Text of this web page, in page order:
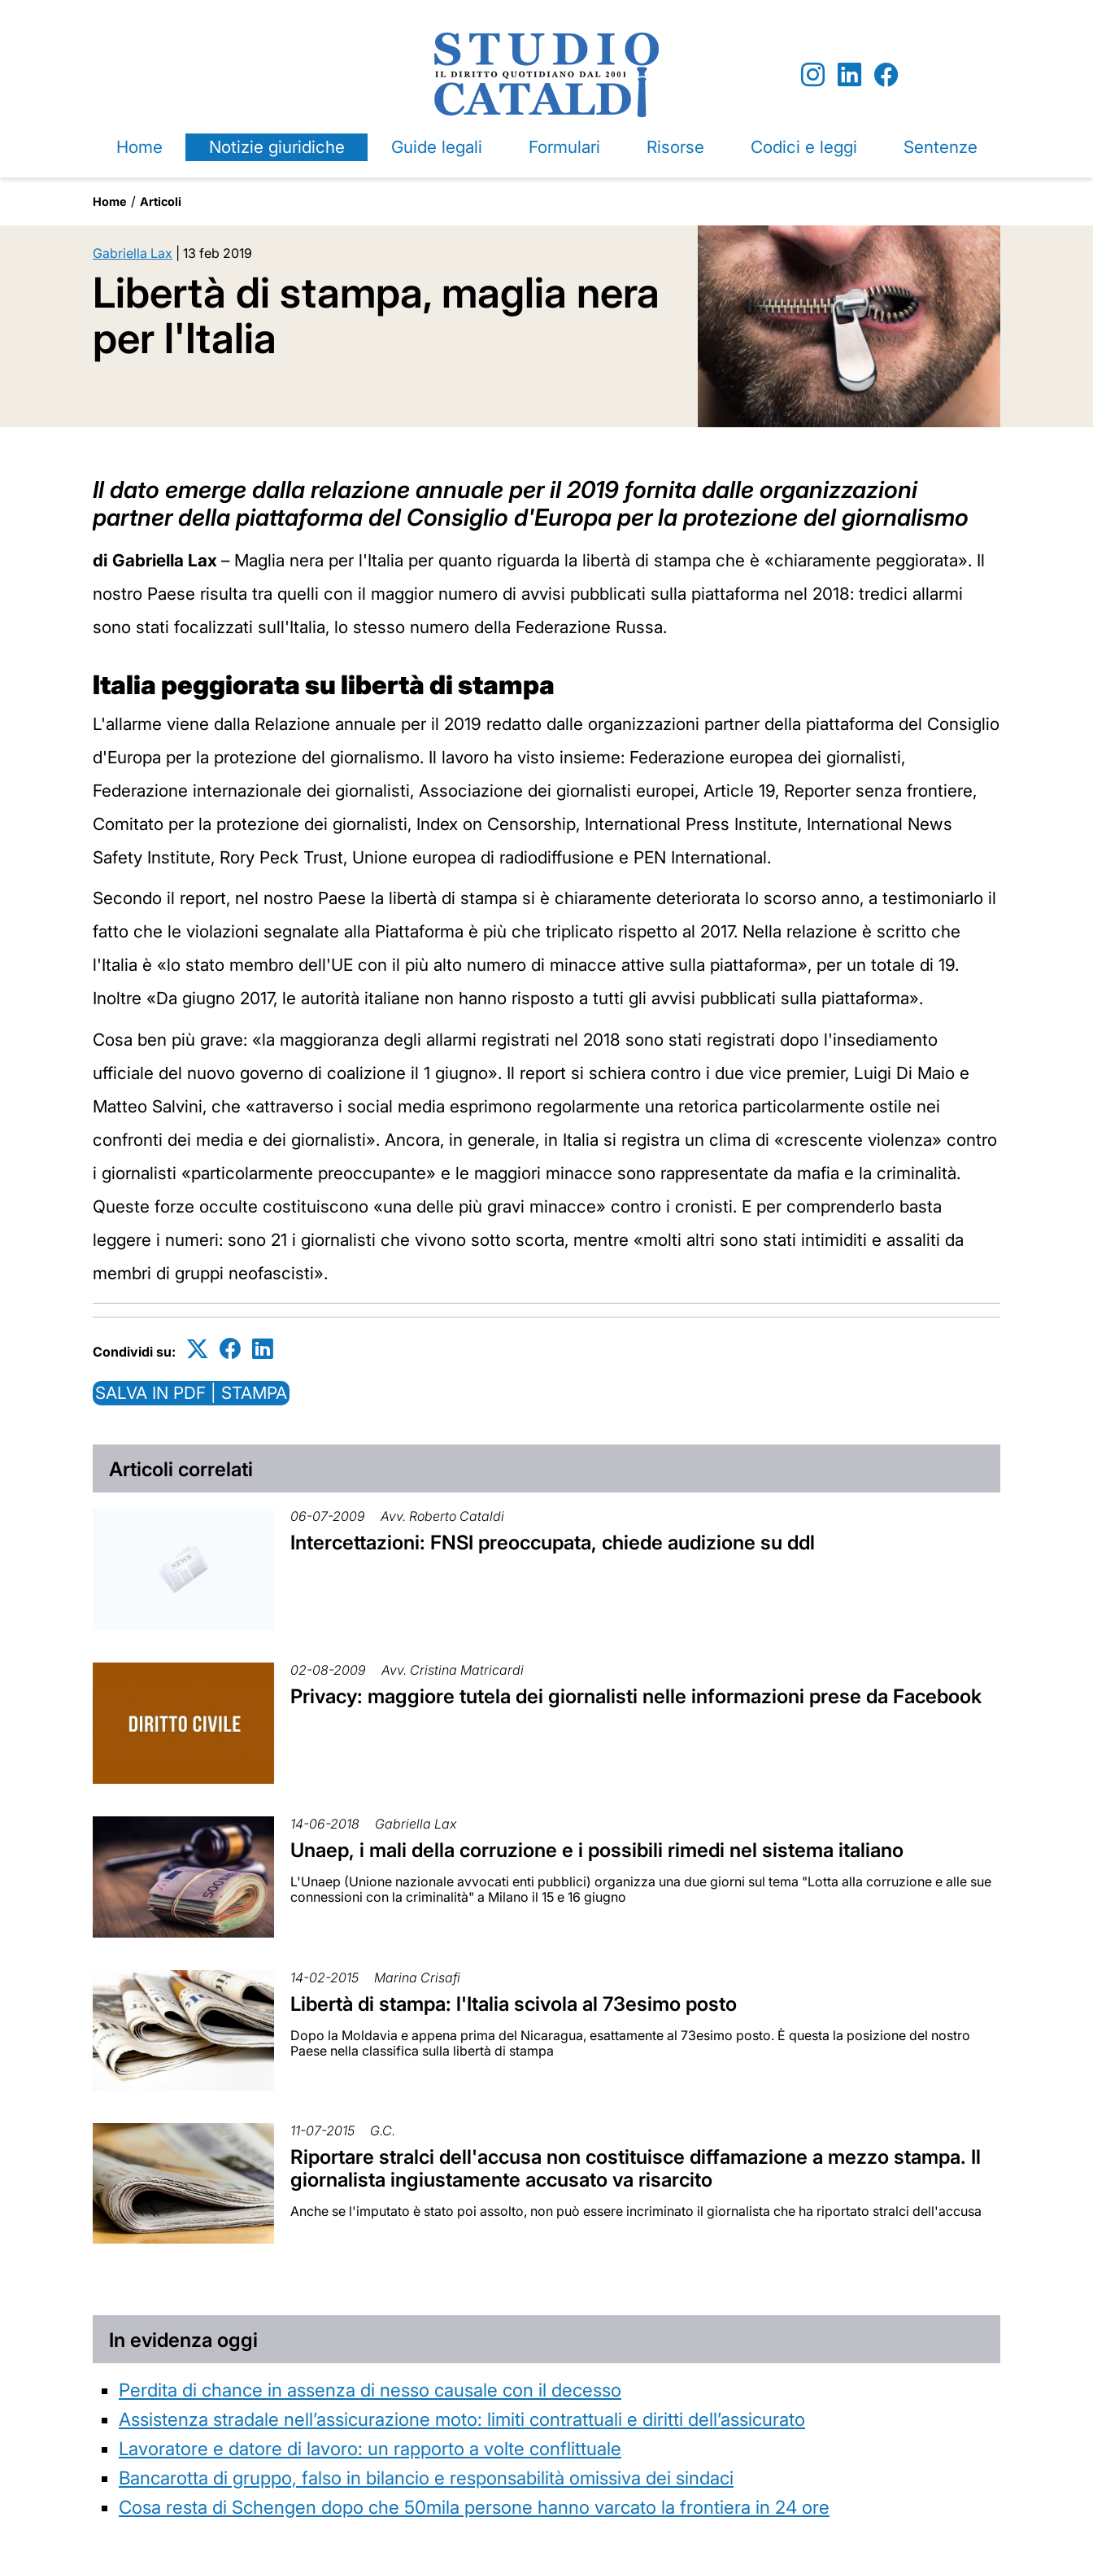
Home Notizie giuridiche Guide legali Formulari Risorse Codici e leggi Sentenze
Home Articoli
Gabriella Lax 13 feb 2019
Libertà di stampa, maglia nera
per l'Italia
Il dato emerge dalla relazione annuale per il 2019 fornita dalle organizzazioni
partner della piattaforma del Consiglio d'Europa per la protezione del giornalismo
di Gabriella Lax – Maglia nera per l'Italia per quanto riguarda la libertà di stampa che è «chiaramente peggiorata». Il
nostro Paese risulta tra quelli con il maggior numero di avvisi pubblicati sulla piattaforma nel 2018: tredici allarmi
sono stati focalizzati sull'Italia, lo stesso numero della Federazione Russa.
Italia peggiorata su libertà di stampa
L'allarme viene dalla Relazione annuale per il 2019 redatto dalle organizzazioni partner della piattaforma del Consiglio
d'Europa per la protezione del giornalismo. Il lavoro ha visto insieme: Federazione europea dei giornalisti,
Federazione internazionale dei giornalisti, Associazione dei giornalisti europei, Article 19, Reporter senza frontiere,
Comitato per la protezione dei giornalisti, Index on Censorship, International Press Institute, International News
Safety Institute, Rory Peck Trust, Unione europea di radiodiffusione e PEN International.
Secondo il report, nel nostro Paese la libertà di stampa si è chiaramente deteriorata lo scorso anno, a testimoniarlo il
fatto che le violazioni segnalate alla Piattaforma è più che triplicato rispetto al 2017. Nella relazione è scritto che
l'Italia è «lo stato membro dell'UE con il più alto numero di minacce attive sulla piattaforma», per un totale di 19.
Inoltre «Da giugno 2017, le autorità italiane non hanno risposto a tutti gli avvisi pubblicati sulla piattaforma».
Cosa ben più grave: «la maggioranza degli allarmi registrati nel 2018 sono stati registrati dopo l'insediamento
ufficiale del nuovo governo di coalizione il 1 giugno». Il report si schiera contro i due vice premier, Luigi Di Maio e
Matteo Salvini, che «attraverso i social media esprimono regolarmente una retorica particolarmente ostile nei
confronti dei media e dei giornalisti». Ancora, in generale, in Italia si registra un clima di «crescente violenza» contro
i giornalisti «particolarmente preoccupante» e le maggiori minacce sono rappresentate da mafia e la criminalità.
Queste forze occulte costituiscono «una delle più gravi minacce» contro i cronisti. E per comprenderlo basta
leggere i numeri: sono 21 i giornalisti che vivono sotto scorta, mentre «molti altri sono stati intimiditi e assaliti da
membri di gruppi neofascisti».
Condividi su:
SALVA IN PDF | STAMPA
Articoli correlati
06-07-2009 Avv. Roberto Cataldi
Intercettazioni: FNSI preoccupata, chiede audizione su ddl
02-08-2009 Avv. Cristina Matricardi
Privacy: maggiore tutela dei giornalisti nelle informazioni prese da Facebook
14-06-2018 Gabriella Lax
Unaep, i mali della corruzione e i possibili rimedi nel sistema italiano
L'Unaep (Unione nazionale avvocati enti pubblici) organizza una due giorni sul tema "Lotta alla corruzione e alle sue
connessioni con la criminalità" a Milano il 15 e 16 giugno
14-02-2015 Marina Crisafi
Libertà di stampa: l'Italia scivola al 73esimo posto
Dopo la Moldavia e appena prima del Nicaragua, esattamente al 73esimo posto. È questa la posizione del nostro
Paese nella classifica sulla libertà di stampa
11-07-2015 G.C.
Riportare stralci dell'accusa non costituisce diffamazione a mezzo stampa. Il
giornalista ingiustamente accusato va risarcito
Anche se l'imputato è stato poi assolto, non può essere incriminato il giornalista che ha riportato stralci dell'accusa
In evidenza oggi
Perdita di chance in assenza di nesso causale con il decesso
Assistenza stradale nell’assicurazione moto: limiti contrattuali e diritti dell’assicurato
Lavoratore e datore di lavoro: un rapporto a volte conflittuale
Bancarotta di gruppo, falso in bilancio e responsabilità omissiva dei sindaci
Cosa resta di Schengen dopo che 50mila persone hanno varcato la frontiera in 24 ore